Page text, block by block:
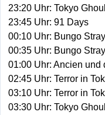
23:20 Uhr: Tokyo
23:45 Uhr: 91 Days
00:10 Uhr: Bungo
00:35 Uhr: Bungo
01:00 Uhr: Ancien
02:45 Uhr: Terror in
03:10 Uhr: Terror in
03:30 Uhr: Tokyo